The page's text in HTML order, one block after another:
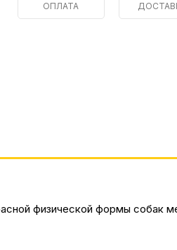
ОПЛАТА
физической формы собак